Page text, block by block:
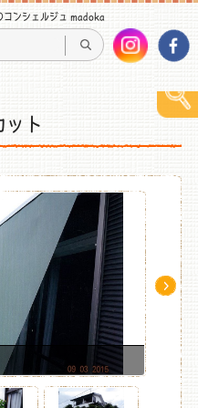
ンシェルジュ madoka
ト